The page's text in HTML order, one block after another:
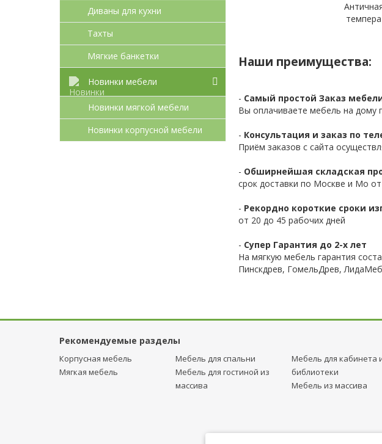
Диваны для кухни
Тахты
Мягкие банкетки
Новинки мебели
Новинки мягкой мебели
Новинки корпусной мебели
темпера
Наши преимущества:
- Самый простой Заказ
Вы оплачиваете мебель на дому
- Консультация и заказ по
Приём заказов с сайта
- Обширнейшая складская
срок доставки по Москве и Мо
- Рекордно короткие сроки
от 20 до 45 рабочих дней
- Супер Гарантия до 2-х лет
На мягкую мебель гарантия
Пинскдрев, ГомельДрев,
Рекомендуемые разделы
Корпусная мебель
Мягкая мебель
Мебель для спальни
Мебель для гостиной из
массива
Мебель для кабинета
библиотеки
Мебель из массива